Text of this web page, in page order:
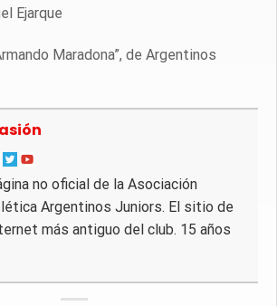
Ejarque
Maradona”, de Argentinos
no oficial de la Asociación
Argentinos Juniors. El sitio de
más antiguo del club. 15 años